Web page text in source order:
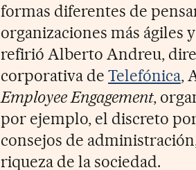
formas diferentes de
organizaciones más ágiles
refirió Alberto Andreu,
corporativa deTelefónica,
Employee Engagement,
por ejemplo, el discreto
consejos de
riqueza de la sociedad.